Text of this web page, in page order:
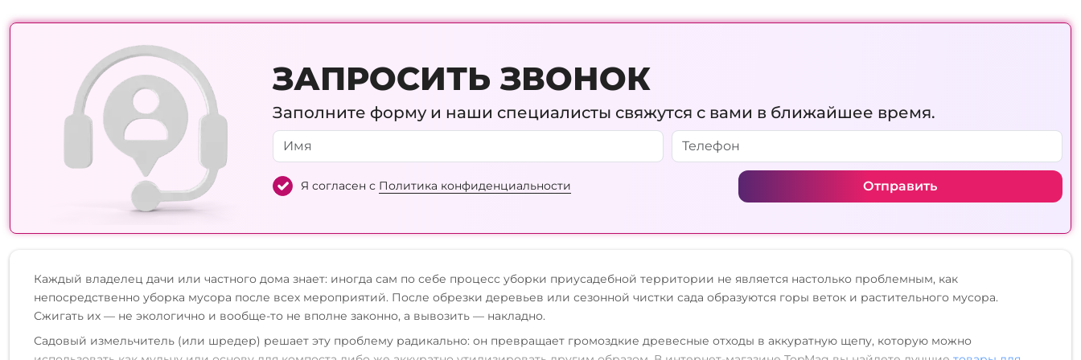
ЗАПРОСИТЬ ЗВОНОК
Заполните форму и наши специалисты свяжутся с вами в ближайшее время.
Я согласен с Политика конфиденциальности Отправить
Каждый владелец дачи или частного дома знает: иногда сам по себе процесс уборки приусадебной территории не является настолько проблемным, как
непосредственно уборка мусора после всех мероприятий. После обрезки деревьев или сезонной чистки сада образуются горы веток и растительного мусора.
Сжигать их — не экологично и вообще-то не вполне законно, а вывозить — накладно.
Садовый измельчитель (или шредер) решает эту проблему радикально: он превращает громоздкие древесные отходы в аккуратную щепу, которую можно